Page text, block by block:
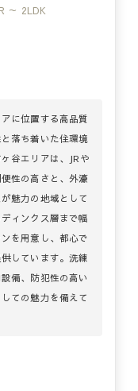
～ 2LDK
に位置する高品質
落ち着いた住環境
谷エリアは、JRや
性の高さと、外濠
魅力の地域として
ィンクス層まで幅
を用意し、都心で
しています。洗練
備、防犯性の高い
ての魅力を備えて